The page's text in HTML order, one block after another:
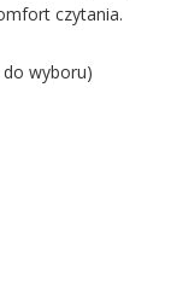
czytania.
wyboru)